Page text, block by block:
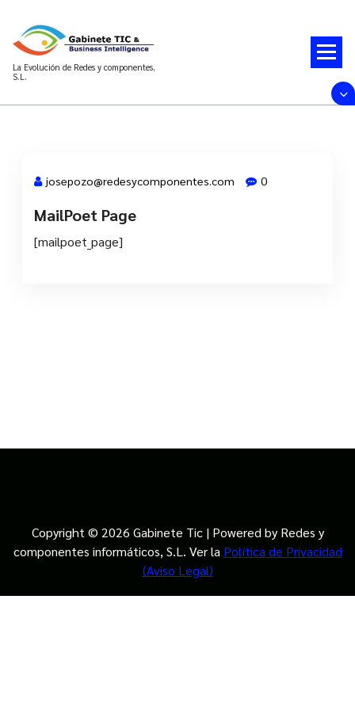
contenido
La Evolución de Redes y componentes,
S.L.
13 Dic, 2021
josepozo@redesycomponentes.com 0
MailPoet Page
[mailpoet_page]
Copyright © 2026 Gabinete Tic | Powered by Redes y
componentes informáticos, S.L. Ver la Política de Privacidad
(Aviso Legal)